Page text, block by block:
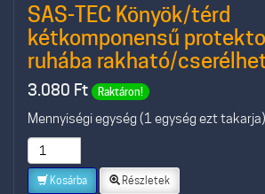
SAS-TEC Könyök/térd
kétkomponensű
ruhába rakható/
3.080 Ft Raktáron!
Mennyiségi egység (1 egység ezt
Kosárba Részletek